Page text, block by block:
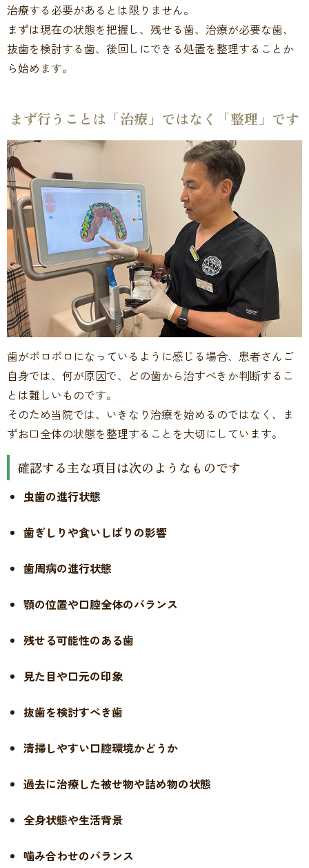
治療する必要があるとは限りません。
まずは現在の状態を把握し、残せる歯、治療が必要な歯、
抜歯を検討する歯、後回しにできる処置を整理することか
ら始めます。
まず行うことは 「治療」ではなく「整理」です
歯がボロボロになっているように感じる場合、患者さんご
自身では、何が原因で、どの歯から治すべきか判断するこ
とは難しいものです。
そのため当院では、いきなり治療を始めるのではなく、ま
ずお口全体の状態を整理することを大切にしています。
確認する主な項目は次のようなものです
虫歯の進行状態
歯ぎしりや食いしばりの影響
歯周病の進行状態
顎の位置や口腔全体のバランス
残せる可能性のある歯
見た目や口元の印象
抜歯を検討すべき歯
清掃しやすい口腔環境かどうか
過去に治療した被せ物や詰め物の状態
全身状態や生活背景
噛み合わせのバランス